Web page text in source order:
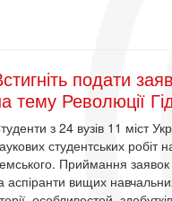
подати
тему Революції
з 24 вузів 11 міст
студентських робіт
Приймання
аспіранти вищих